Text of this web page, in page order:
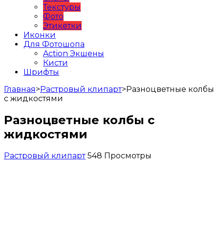
Текстуры
Фото
Этикетки
Иконки
Для Фотошопа
Action Экшены
Кисти
Шрифты
Главная>Растровый клипарт>Разноцветные колбы
с жидкостями
Разноцветные колбы с
жидкостями
Растровый клипарт 548 Просмотры